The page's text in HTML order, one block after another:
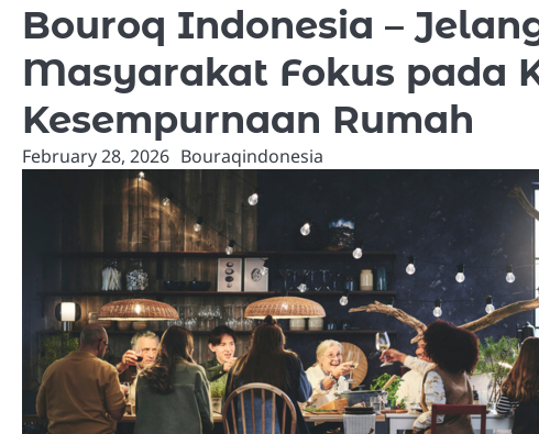
Bouroq Indonesia –
Masyarakat Fokus pada
Kesempurnaan Rumah
February 28, 2026 Bouraqindonesia